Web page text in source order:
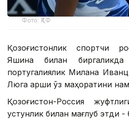
Фото: ҚТФ
Қозоғистонлик спортчи
Яшина билан биргаликда
португалиялик Милана
Люга қарши ўз маҳоратини
Қозоғистон-Россия
устунлик билан мағлуб этди -